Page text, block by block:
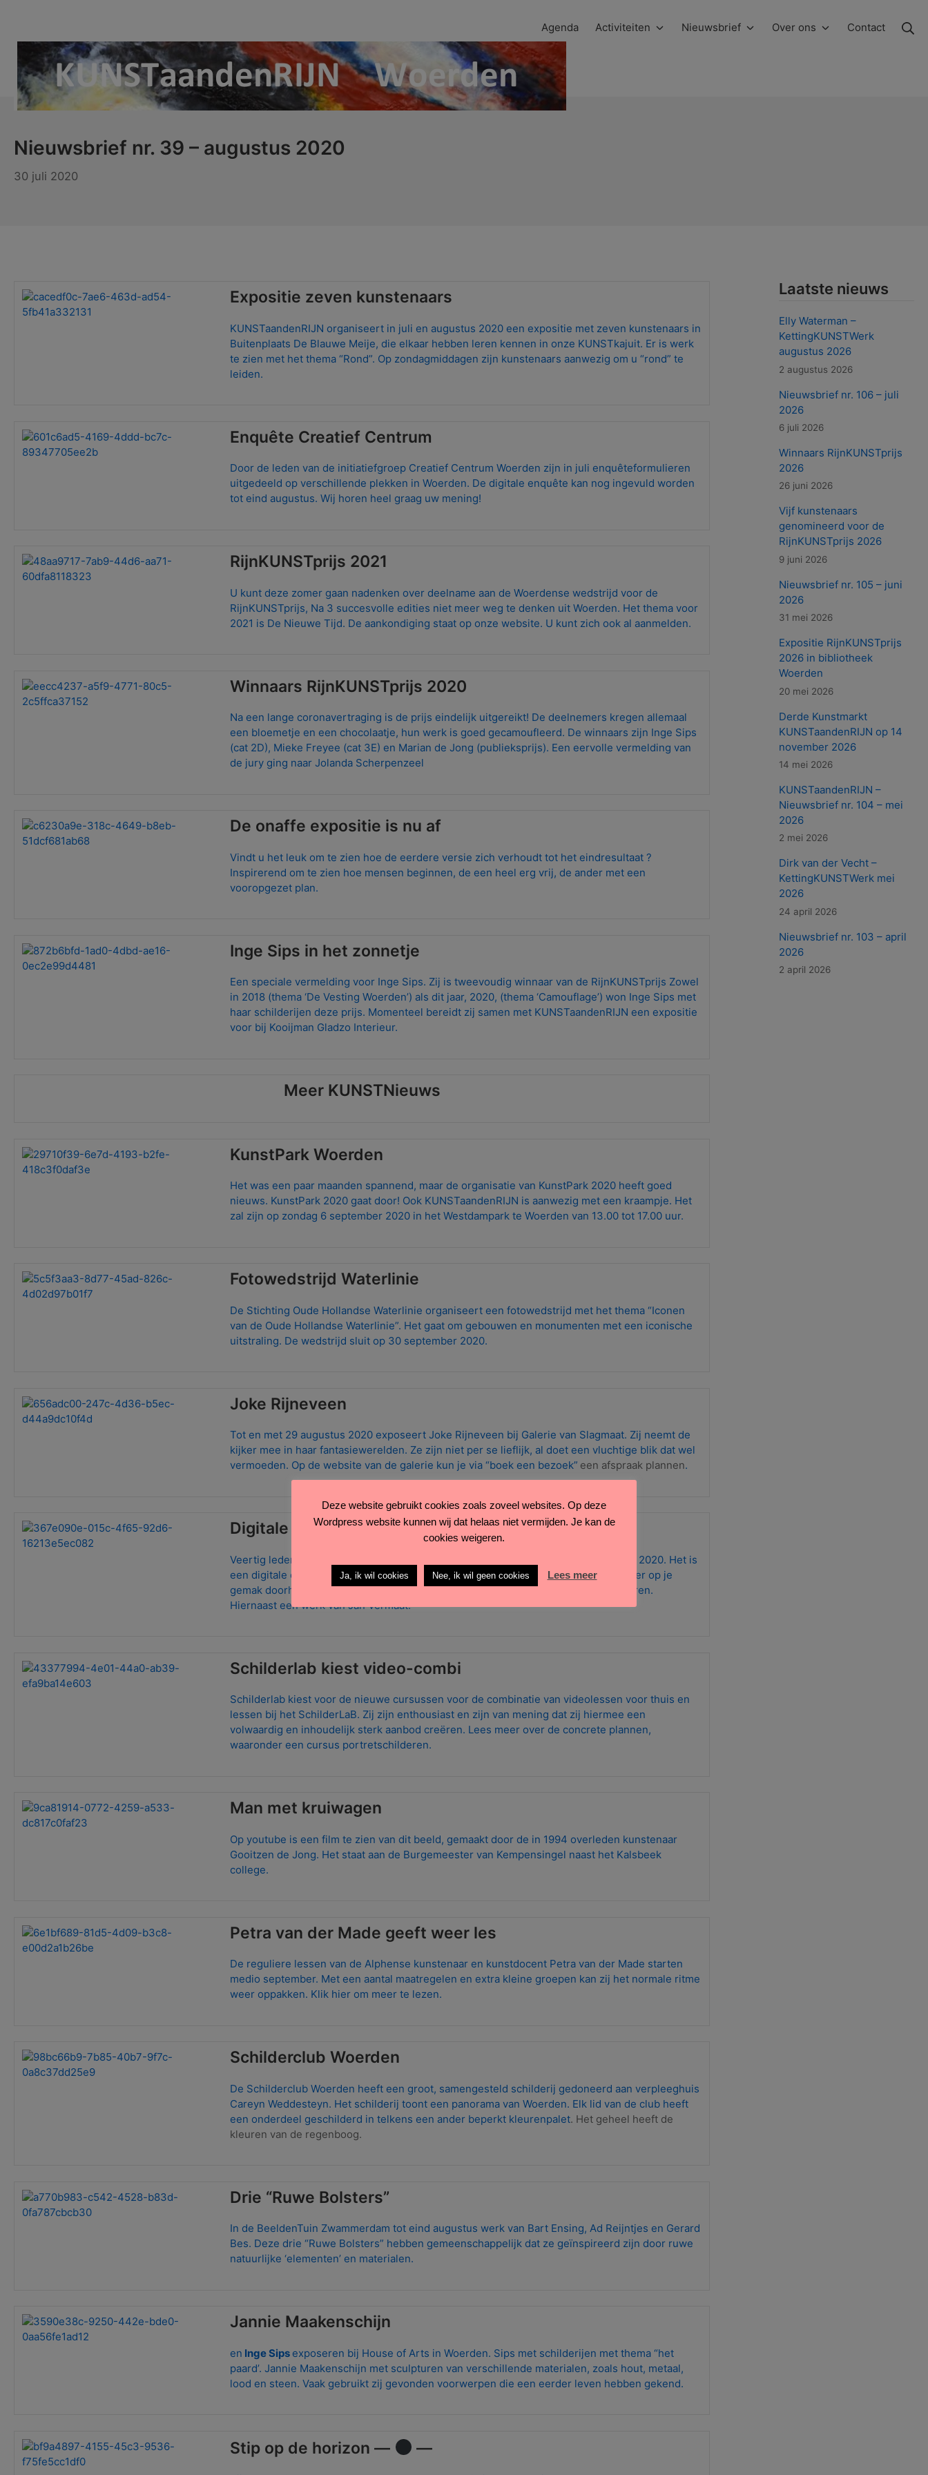
Agenda Activiteiten Nieuwsbrief Over ons Contact
Nieuwsbrief nr. 39 – augustus 2020
30 juli 2020
Expositie zeven kunstenaars
KUNSTaandenRIJN organiseert in juli en augustus 2020 een expositie met zeven kunstenaars in
Buitenplaats De Blauwe Meije, die elkaar hebben leren kennen in onze KUNSTkajuit. Er is werk
te zien met het thema “Rond”. Op zondagmiddagen zijn kunstenaars aanwezig om u “rond” te
leiden.
Enquête Creatief Centrum
Door de leden van de initiatiefgroep Creatief Centrum Woerden zijn in juli enquêteformulieren
uitgedeeld op verschillende plekken in Woerden. De digitale enquête kan nog ingevuld worden
tot eind augustus. Wij horen heel graag uw mening!
RijnKUNSTprijs 2021
U kunt deze zomer gaan nadenken over deelname aan de Woerdense wedstrijd voor de
RijnKUNSTprijs, Na 3 succesvolle edities niet meer weg te denken uit Woerden. Het thema voor
2021 is De Nieuwe Tijd. De aankondiging staat op onze website. U kunt zich ook al aanmelden.
Winnaars RijnKUNSTprijs 2020
Na een lange coronavertraging is de prijs eindelijk uitgereikt! De deelnemers kregen allemaal
een bloemetje en een chocolaatje, hun werk is goed gecamoufleerd. De winnaars zijn Inge Sips
(cat 2D), Mieke Freyee (cat 3E) en Marian de Jong (publieksprijs). Een eervolle vermelding van
de jury ging naar Jolanda Scherpenzeel
De onaffe expositie is nu af
Vindt u het leuk om te zien hoe de eerdere versie zich verhoudt tot het eindresultaat ?
Inspirerend om te zien hoe mensen beginnen, de een heel erg vrij, de ander met een
vooropgezet plan.
Inge Sips in het zonnetje
Een speciale vermelding voor Inge Sips. Zij is tweevoudig winnaar van de RijnKUNSTprijs Zowel
in 2018 (thema ‘De Vesting Woerden’) als dit jaar, 2020, (thema ‘Camouflage’) won Inge Sips met
haar schilderijen deze prijs. Momenteel bereidt zij samen met KUNSTaandenRIJN een expositie
voor bij Kooijman Gladzo Interieur.
Meer KUNSTNieuws
KunstPark Woerden
Het was een paar maanden spannend, maar de organisatie van KunstPark 2020 heeft goed
nieuws. KunstPark 2020 gaat door! Ook KUNSTaandenRIJN is aanwezig met een kraampje. Het
zal zijn op zondag 6 september 2020 in het Westdampark te Woerden van 13.00 tot 17.00 uur.
Fotowedstrijd Waterlinie
De Stichting Oude Hollandse Waterlinie organiseert een fotowedstrijd met het thema “Iconen
van de Oude Hollandse Waterlinie”. Het gaat om gebouwen en monumenten met een iconische
uitstraling. De wedstrijd sluit op 30 september 2020.
Joke Rijneveen
Tot en met 29 augustus 2020 exposeert Joke Rijneveen bij Galerie van Slagmaat. Zij neemt de
kijker mee in haar fantasiewerelden. Ze zijn niet per se lieflijk, al doet een vluchtige blik dat wel
vermoeden. Op de website van de galerie kun je via “boek een bezoek” een afspraak plannen.
Digitale expositie Kunstkring
Veertig leden van de Kunstkring Woerden schreven zich in voor de Zomerexpositie 2020. Het is
een digitale expositie geworden die waanzinnig mooie kunstwerken toont. Je kunt er op je
gemak doorheen scrollen en via doorklikken de kunstwerken tot in detail bewonderen.
Hiernaast een werk van Jan Vermaat.
Schilderlab kiest video-combi
Schilderlab kiest voor de nieuwe cursussen voor de combinatie van videolessen voor thuis en
lessen bij het SchilderLaB. Zij zijn enthousiast en zijn van mening dat zij hiermee een
volwaardig en inhoudelijk sterk aanbod creëren. Lees meer over de concrete plannen,
waaronder een cursus portretschilderen.
Man met kruiwagen
Op youtube is een film te zien van dit beeld, gemaakt door de in 1994 overleden kunstenaar
Gooitzen de Jong. Het staat aan de Burgemeester van Kempensingel naast het Kalsbeek
college.
Petra van der Made geeft weer les
De reguliere lessen van de Alphense kunstenaar en kunstdocent Petra van der Made starten
medio september. Met een aantal maatregelen en extra kleine groepen kan zij het normale ritme
weer oppakken. Klik hier om meer te lezen.
Schilderclub Woerden
De Schilderclub Woerden heeft een groot, samengesteld schilderij gedoneerd aan verpleeghuis
Careyn Weddesteyn. Het schilderij toont een panorama van Woerden. Elk lid van de club heeft
een onderdeel geschilderd in telkens een ander beperkt kleurenpalet. Het geheel heeft de
kleuren van de regenboog.
Drie “Ruwe Bolsters”
In de BeeldenTuin Zwammerdam tot eind augustus werk van Bart Ensing, Ad Reijntjes en Gerard
Bes. Deze drie “Ruwe Bolsters” hebben gemeenschappelijk dat ze geïnspireerd zijn door ruwe
natuurlijke ‘elementen’ en materialen.
Jannie Maakenschijn
en Inge Sips exposeren bij House of Arts in Woerden. Sips met schilderijen met thema “het
paard’. Jannie Maakenschijn met sculpturen van verschillende materialen, zoals hout, metaal,
lood en steen. Vaak gebruikt zij gevonden voorwerpen die een eerder leven hebben gekend.
Stip op de horizon — —
Laatste nieuws
Elly Waterman –
KettingKUNSTWerk
augustus 2026
2 augustus 2026
Nieuwsbrief nr. 106 – juli
2026
6 juli 2026
Winnaars RijnKUNSTprijs
2026
26 juni 2026
Vijf kunstenaars
genomineerd voor de
RijnKUNSTprijs 2026
9 juni 2026
Nieuwsbrief nr. 105 – juni
2026
31 mei 2026
Expositie RijnKUNSTprijs
2026 in bibliotheek
Woerden
20 mei 2026
Derde Kunstmarkt
KUNSTaandenRIJN op 14
november 2026
14 mei 2026
KUNSTaandenRIJN –
Nieuwsbrief nr. 104 – mei
2026
2 mei 2026
Dirk van der Vecht –
KettingKUNSTWerk mei
2026
24 april 2026
Nieuwsbrief nr. 103 – april
2026
2 april 2026
Deze website gebruikt cookies zoals zoveel websites. Op deze
Wordpress website kunnen wij dat helaas niet vermijden. Je kan de
cookies weigeren.
Ja, ik wil cookies Nee, ik wil geen cookies Lees meer